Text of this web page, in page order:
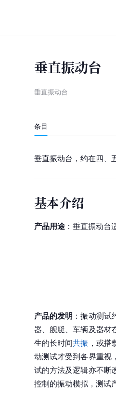
垂直振动台
垂直振动台
条目
垂直振动台，约在四、
基本介绍
产品用途 ：垂直振动
产品的发明 ：振动测
器、舰艇、车辆及器材
生的长时间共振 ，或
动测试才受到各界重视
试的方法及逻辑亦不断
控制的振动模拟，测试